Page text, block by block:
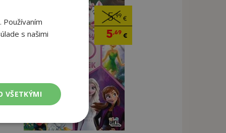
5,99 €
5,69€
s našimi
VŠETKÝMI